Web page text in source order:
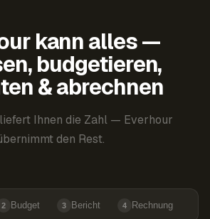
kann alles —
budgetieren,
& abrechnen
Ihnen die Zahl — Everhour
den Rest.
2 Budget 3 Bericht 4 Rechnung